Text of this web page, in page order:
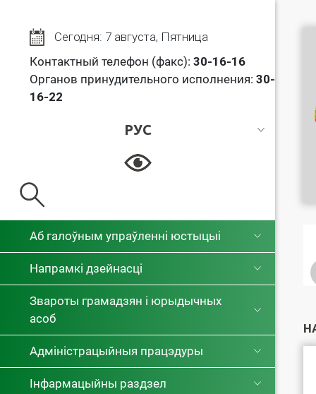
Сегодня: 7 августа, Пятница
Контактный телефон (факс): 30-16-16
Органов принудительного исполнения: 30-
16-22
РУС
РУС
Аб галоўным упраўленні юстыцыі
Напрамкі дзейнасці
Звароты грамадзян і юрыдычных
асоб
Адміністрацыйныя працэдуры
Інфармацыйны раздзел